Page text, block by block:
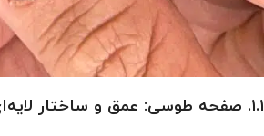
۱.۱. صفحه طوسی: عمق و ساختار لایه‌ای صنعتی